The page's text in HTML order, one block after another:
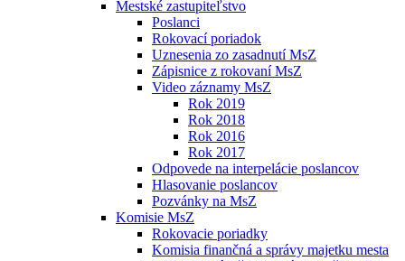
Mestské zastupiteľstvo
Poslanci
Rokovací poriadok
Uznesenia zo zasadnutí MsZ
Zápisnice z rokovaní MsZ
Video záznamy MsZ
Rok 2019
Rok 2018
Rok 2016
Rok 2017
Odpovede na interpelácie poslancov
Hlasovanie poslancov
Pozvánky na MsZ
Komisie MsZ
Rokovacie poriadky
Komisia finančná a správy majetku mesta